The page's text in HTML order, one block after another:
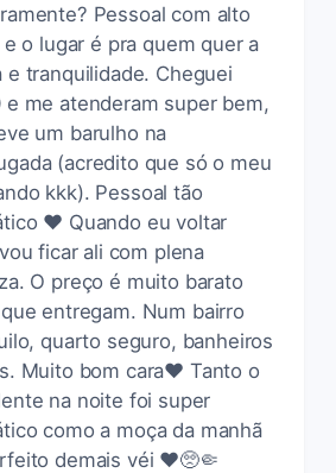
Pessoal com alto
e o lugar é pra quem quer a
e tranquilidade. Cheguei
e me atenderam super bem,
um barulho na
(acredito que só o meu
kkk). Pessoal tão
❤️ Quando eu voltar
ficar ali com plena
O preço é muito barato
entregam. Num bairro
quarto seguro, banheiros
Muito bom cara❤️ Tanto o
na noite foi super
como a moça da manhã
demais véi ❤️🥺🤏